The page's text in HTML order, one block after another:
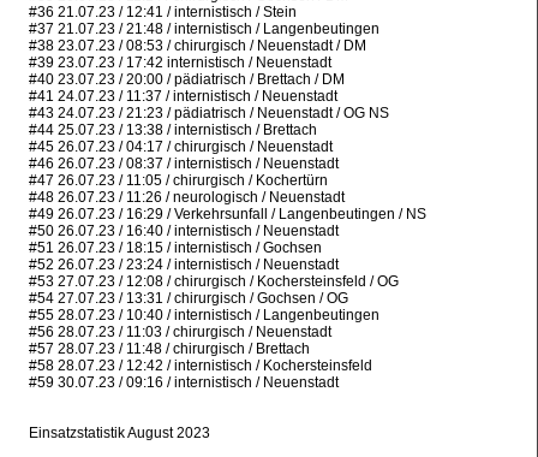
#36 21.07.23 / 12:41 / internistisch / Stein
#37 21.07.23 / 21:48 / internistisch / Langenbeutingen
#38 23.07.23 / 08:53 / chirurgisch / Neuenstadt / DM
#39 23.07.23 / 17:42 internistisch / Neuenstadt
#40 23.07.23 / 20:00 / pädiatrisch / Brettach / DM
#41 24.07.23 / 11:37 / internistisch / Neuenstadt
#43 24.07.23 / 21:23 / pädiatrisch / Neuenstadt / OG NS
#44 25.07.23 / 13:38 / internistisch / Brettach
#45 26.07.23 / 04:17 / chirurgisch / Neuenstadt
#46 26.07.23 / 08:37 / internistisch / Neuenstadt
#47 26.07.23 / 11:05 / chirurgisch / Kochertürn
#48 26.07.23 / 11:26 / neurologisch / Neuenstadt
#49 26.07.23 / 16:29 / Verkehrsunfall / Langenbeutingen / NS
#50 26.07.23 / 16:40 / internistisch / Neuenstadt
#51 26.07.23 / 18:15 / internistisch / Gochsen
#52 26.07.23 / 23:24 / internistisch / Neuenstadt
#53 27.07.23 / 12:08 / chirurgisch / Kochersteinsfeld / OG
#54 27.07.23 / 13:31 / chirurgisch / Gochsen / OG
#55 28.07.23 / 10:40 / internistisch / Langenbeutingen
#56 28.07.23 / 11:03 / chirurgisch / Neuenstadt
#57 28.07.23 / 11:48 / chirurgisch / Brettach
#58 28.07.23 / 12:42 / internistisch / Kochersteinsfeld
#59 30.07.23 / 09:16 / internistisch / Neuenstadt
Einsatzstatistik August 2023